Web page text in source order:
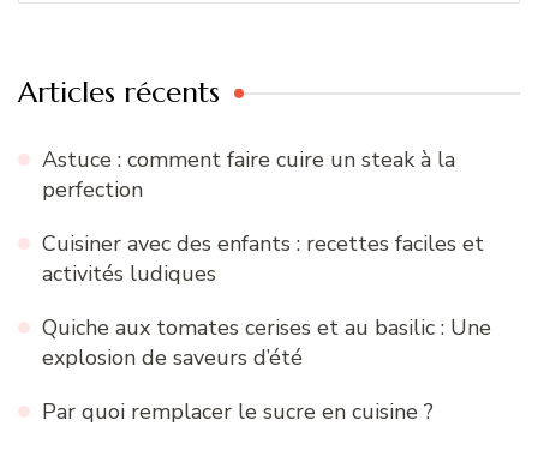
Articles récents
Astuce : comment faire cuire un steak à la
perfection
Cuisiner avec des enfants : recettes faciles et
activités ludiques
Quiche aux tomates cerises et au basilic : Une
explosion de saveurs d’été
Par quoi remplacer le sucre en cuisine ?